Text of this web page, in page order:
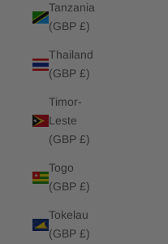
Tanzania
(GBP £)
Thailand
(GBP £)
Timor-
Leste
(GBP £)
Togo
(GBP £)
Tokelau
(GBP £)